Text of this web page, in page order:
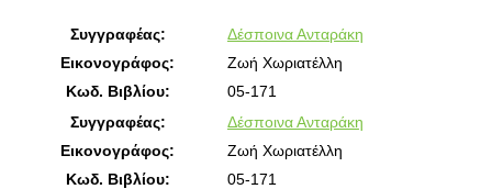
Συγγραφέας:
Δέσποινα Ανταράκη
Εικονογράφος:
Ζωή Χωριατέλλη
Κωδ. Βιβλίου:
05-171
Συγγραφέας:
Δέσποινα Ανταράκη
Εικονογράφος:
Ζωή Χωριατέλλη
Κωδ. Βιβλίου:
05-171